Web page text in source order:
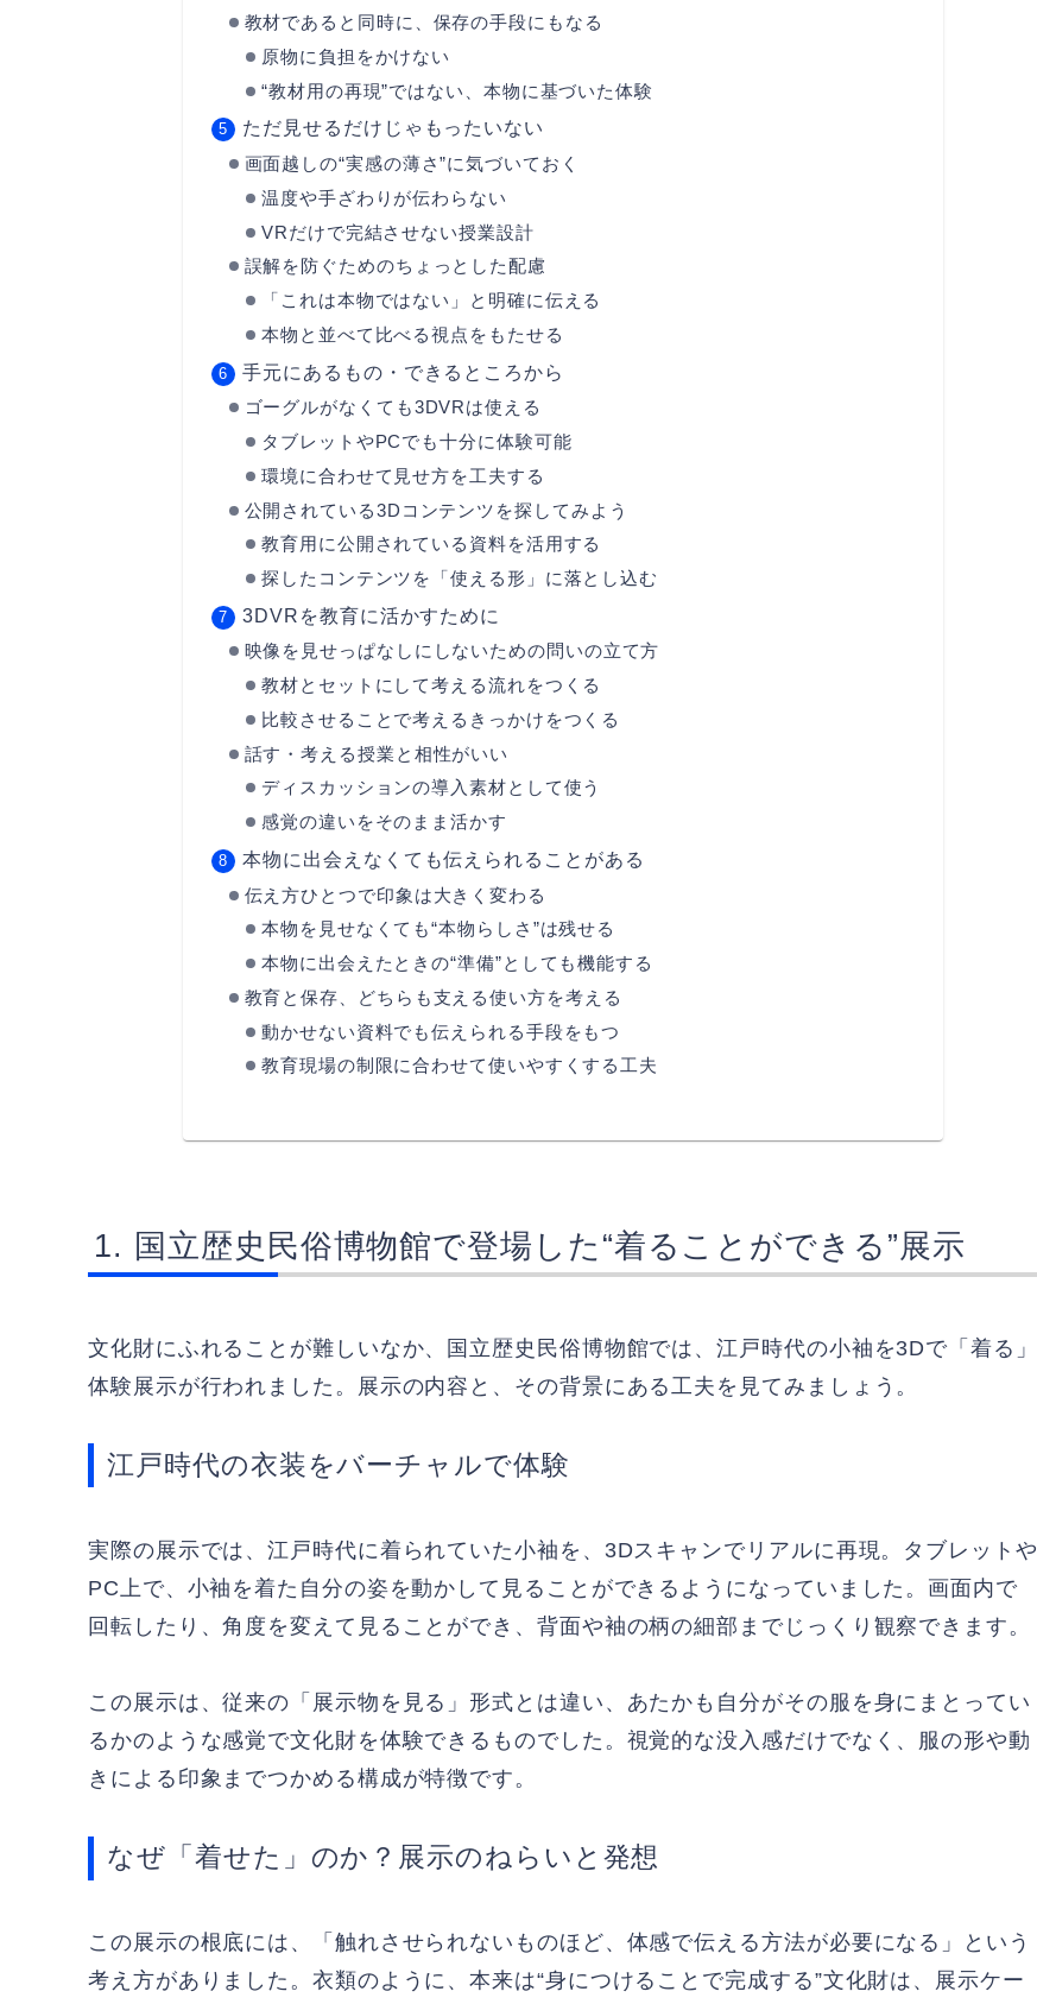
教材であると同時に、保存の手段にもなる
原物に負担をかけない
“教材用の再現”ではない、本物に基づいた体験
ただ見せるだけじゃもったいない
画面越しの“実感の薄さ”に気づいておく
温度や手ざわりが伝わらない
VRだけで完結させない授業設計
誤解を防ぐためのちょっとした配慮
「これは本物ではない」と明確に伝える
本物と並べて比べる視点をもたせる
手元にあるもの・できるところから
ゴーグルがなくても3DVRは使える
タブレットやPCでも十分に体験可能
環境に合わせて見せ方を工夫する
公開されている3Dコンテンツを探してみよう
教育用に公開されている資料を活用する
探したコンテンツを「使える形」に落とし込む
3DVRを教育に活かすために
映像を見せっぱなしにしないための問いの立て方
教材とセットにして考える流れをつくる
比較させることで考えるきっかけをつくる
話す・考える授業と相性がいい
ディスカッションの導入素材として使う
感覚の違いをそのまま活かす
本物に出会えなくても伝えられることがある
伝え方ひとつで印象は大きく変わる
本物を見せなくても“本物らしさ”は残せる
本物に出会えたときの“準備”としても機能する
教育と保存、どちらも支える使い方を考える
動かせない資料でも伝えられる手段をもつ
教育現場の制限に合わせて使いやすくする工夫
国立歴史民俗博物館で登場した“着ることができる”展示
文化財にふれることが難しいなか、国立歴史民俗博物館では、江戸時代の小袖を3Dで「着る」
体験展示が行われました。展示の内容と、その背景にある工夫を見てみましょう。
江戸時代の衣装をバーチャルで体験
実際の展示では、江戸時代に着られていた小袖を、3Dスキャンでリアルに再現。タブレットや
PC上で、小袖を着た自分の姿を動かして見ることができるようになっていました。画面内で
回転したり、角度を変えて見ることができ、背面や袖の柄の細部までじっくり観察できます。
この展示は、従来の「展示物を見る」形式とは違い、あたかも自分がその服を身にまとってい
るかのような感覚で文化財を体験できるものでした。視覚的な没入感だけでなく、服の形や動
きによる印象までつかめる構成が特徴です。
なぜ「着せた」のか？展示のねらいと発想
この展示の根底には、「触れさせられないものほど、体感で伝える方法が必要になる」という
考え方がありました。衣類のように、本来は“身につけることで完成する”文化財は、展示ケー